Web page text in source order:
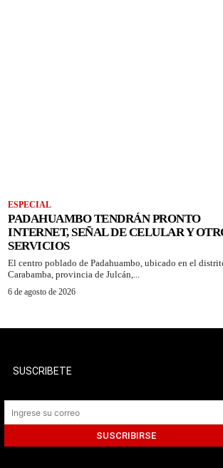
ESPECIAL
PADAHUAMBO TENDRÁN PRONTO
INTERNET, SEÑAL DE CELULAR Y
SERVICIOS
El centro poblado de Padahuambo, ubicado en el
Carabamba, provincia de Julcán,...
6 de agosto de 2026
SUSCRIBETE